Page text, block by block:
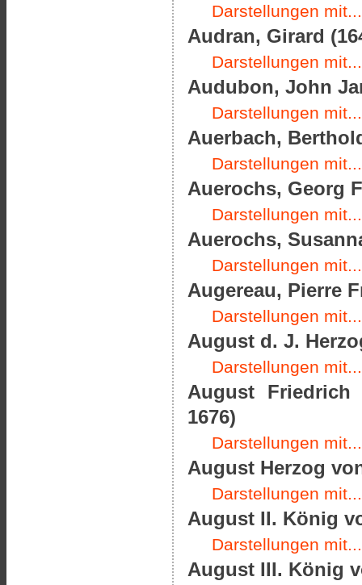
Darstellungen mit...
Audran, Girard
Darstellungen mit...
Audubon, John
Darstellungen mit...
Auerbach,
Darstellungen mit...
Auerochs, Georg
Darstellungen mit...
Auerochs,
Darstellungen mit...
Augereau, Pierre
Darstellungen mit...
August d. J.
Darstellungen mit...
August Friedrich
1676)
Darstellungen mit...
August Herzog
Darstellungen mit...
August II. König
Darstellungen mit...
August III. König